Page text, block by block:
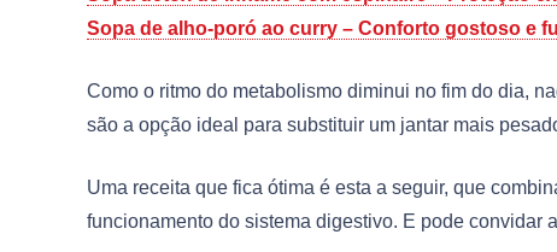
Sopa de alho-poró ao curry – Conforto gostoso e
Como o ritmo do metabolismo diminui no fim do dia,
são a opção ideal para substituir um jantar mais
Uma receita que fica ótima é esta a seguir, que
funcionamento do sistema digestivo. E pode convidar